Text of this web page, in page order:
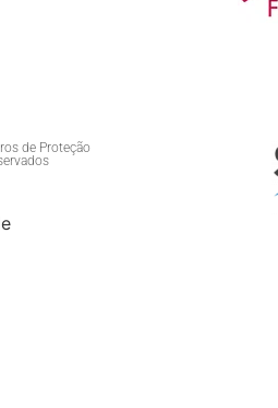
de Proteção